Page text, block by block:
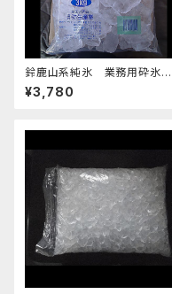
鈴鹿山系純氷 業務用砕氷 1
4.4kg
¥3,780